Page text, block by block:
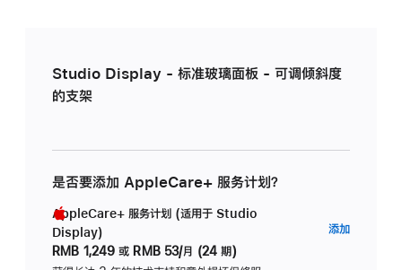
Studio Display - 标准玻璃面板 - 可调倾斜度
的支架
是否要添加 AppleCare+ 服务计划？
AppleCare+ 服务计划 (适用于 Studio
Display)
RMB 1,249 或 RMB 53/月 (24 期)
添加